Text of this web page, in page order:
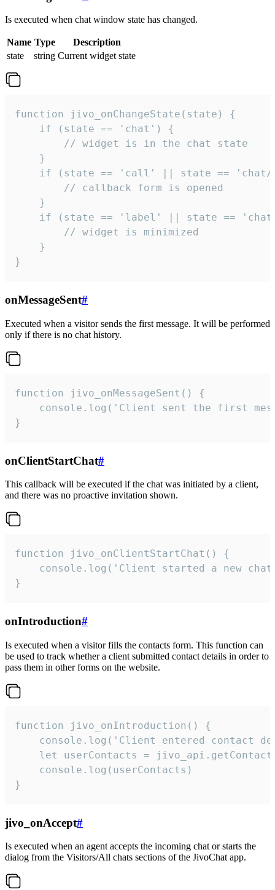
Is executed when chat window state has changed.
Name Type
Description
state
string Current widget state
function jivo_onChangeState(state) {
    if (state == 'chat') {
        // widget is in the chat state
    }
if (state == 'call' || state ==
        // callback form is opened
    }
if (state == 'label' || state ==
        // widget is minimized
    }
}
onMessageSent#
Executed when a visitor sends the first message. It will be performed
only if there is no chat history.
function jivo_onMessageSent() {
console.log('Client sent the first
}
onClientStartChat#
This callback will be executed if the chat was initiated by a client,
and there was no proactive invitation shown.
function jivo_onClientStartChat() {
console.log('Client started a new
}
onIntroduction#
Is executed when a visitor fills the contacts form. This function can
be used to track whether a client submitted contact details in order to
pass them in other forms on the website.
function jivo_onIntroduction() {
console.log('Client entered contact
let userContacts =
    console.log(userContacts)
}
jivo_onAccept#
Is executed when an agent accepts the incoming chat or starts the
dialog from the Visitors/All chats sections of the JivoChat app.